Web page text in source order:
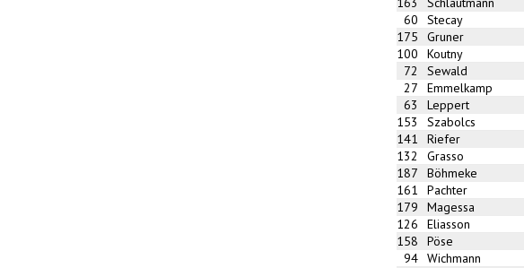
60
Stecay
175
Gruner
100
Koutny
72
Sewald
27
Emmelkamp
63
Leppert
153
Szabolcs
141
Riefer
132
Grasso
187
Böhmeke
161
Pachter
179
Magessa
126
Eliasson
158
Pöse
94 Wichmann